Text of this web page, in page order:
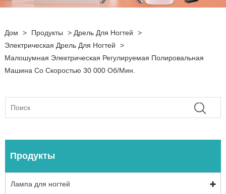
Дом > Продукты > Дрель Для Ногтей
>
Электрическая Дрель Для Ногтей
>
Малошумная Электрическая Регулируемая Полировальная
Машина Со Скоростью 30 000 Об/мин.
Продукты
Лампа для ногтей